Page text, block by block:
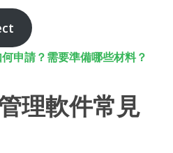
申請？需要準備哪些材料？
理軟件常見